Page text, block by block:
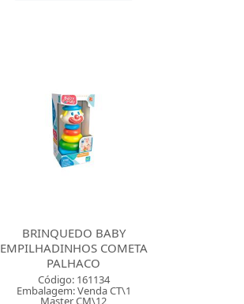
BRINQUEDO BABY
EMPILHADINHOS COMETA
PALHACO
Código: 161134
Embalagem: Venda CT\1
Master CM\12